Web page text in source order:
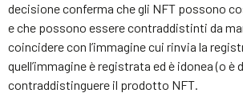
decisione conferma che gli NFT possono
e che possono essere contraddistinti da
coincidere con l’immagine cui rinvia la
quell’immagine è registrata ed è idonea (o è
contraddistinguere il prodotto NFT.